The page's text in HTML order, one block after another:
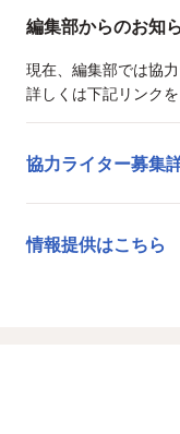
編集部からのお知
現在、編集部では協
詳しくは下記リンクを
協力ライター募集
情報提供はこちら